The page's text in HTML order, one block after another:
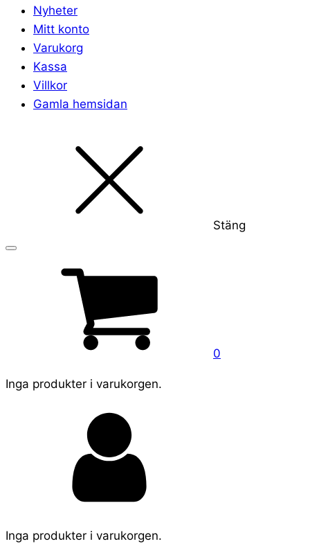
Nyheter
Mitt konto
Varukorg
Kassa
Villkor
Gamla hemsidan
Stäng
0
Inga produkter i varukorgen.
Inga produkter i varukorgen.